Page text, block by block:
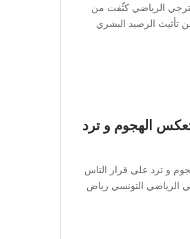
الرياضي كثّفت من
تأثيث الرصيد البشري
الهجوم و ترد
و ترد على قرار التاس
الرياضي التونسي رياض